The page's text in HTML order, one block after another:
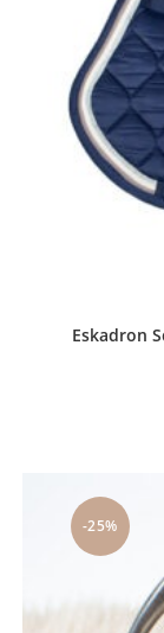
Eskadron
-25%